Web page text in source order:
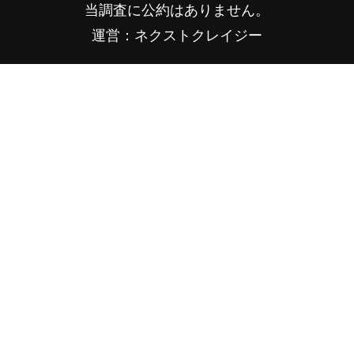
当調査に公約はありません。
運営：ネクストクレイジー